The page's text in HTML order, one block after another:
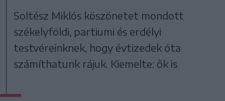
Soltész Miklós köszönetet mondott
székelyföldi, partiumi és erdélyi
testvéreinknek, hogy évtizedek óta
számíthatunk rájuk. Kiemelte: ők is